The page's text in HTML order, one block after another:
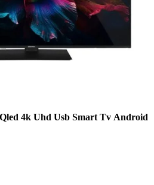
4k Uhd Usb Smart Tv Android